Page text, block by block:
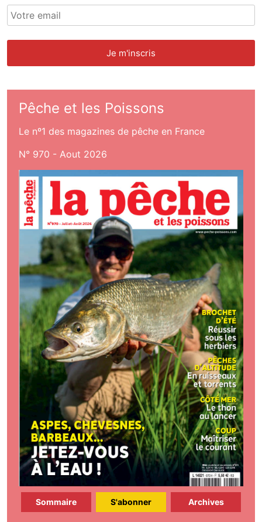
Pêche et les Poissons
Le nº1 des magazines de pêche en France
N° 970 - Aout 2026
Sommaire S'abonner Archives